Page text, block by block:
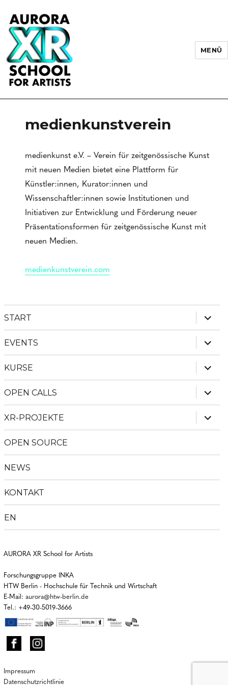
MENÜ
medienkunstverein
medienkunst e.V. – Verein für zeitgenössische Kunst
mit neuen Medien bietet eine Plattform für
Künstler:innen, Kurator:innen und
Wissenschaftler:innen sowie Institutionen und
Initiativen zur Entwicklung und Förderung neuer
Präsentationsformen für zeitgenössische Kunst mit
neuen Medien.
medienkunstverein.com
START
EVENTS
KURSE
OPEN CALLS
XR-PROJEKTE
OPEN SOURCE
NEWS
KONTAKT
EN
AURORA XR School for Artists
Forschungsgruppe INKA
HTW Berlin - Hochschule für Technik und Wirtschaft
E-Mail: aurora@htw-berlin.de
Tel.: +49-30-5019-3666
Impressum
Datenschutzrichtlinie